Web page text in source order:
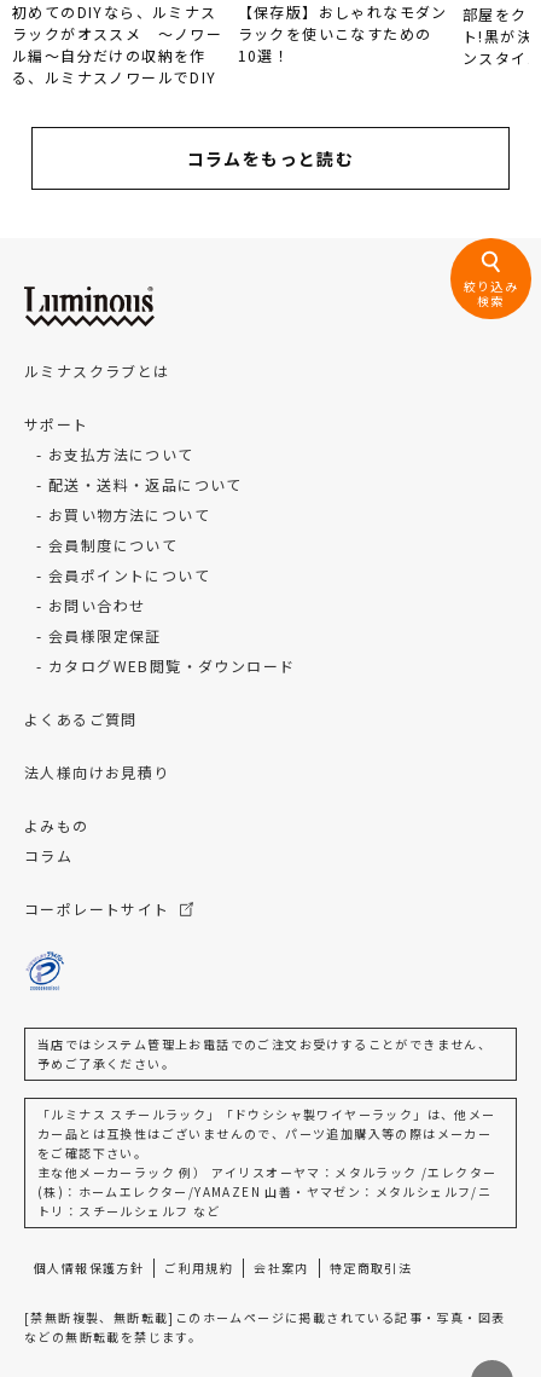
初めてのDIYなら、ルミナス
ラックがオススメ ～ノワー
ル編～自分だけの収納を作
る、ルミナスノワールでDIY
【保存版】おしゃれなモダン
ラックを使いこなすための
10選！
部屋をク
ト!黒が決
ンスタイ
コラムをもっと読む
絞り込み
検索
ルミナスクラブとは
サポート
お支払方法について
配送・送料・返品について
お買い物方法について
会員制度について
会員ポイントについて
お問い合わせ
会員様限定保証
カタログWEB閲覧・ダウンロード
よくあるご質問
法人様向けお見積り
よみもの
コラム
コーポレートサイト
当店ではシステム管理上お電話でのご注文お受けすることができません、
予めご了承ください。
「ルミナス スチールラック」「ドウシシャ製ワイヤーラック」は、他メー
カー品とは互換性はございませんので、パーツ追加購入等の際はメーカー
をご確認下さい。
主な他メーカーラック 例） アイリスオーヤマ：メタルラック /エレクター
(株)：ホームエレクター/YAMAZEN 山善・ヤマゼン：メタルシェルフ/ニ
トリ：スチールシェルフ など
個人情報保護方針 ご利用規約 会社案内 特定商取引法
[禁無断複製、無断転載]このホームページに掲載されている記事・写真・図表
などの無断転載を禁じます。